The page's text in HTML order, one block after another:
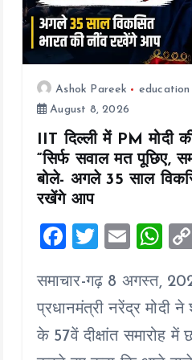
Ashok Pareek education
August 8, 2026
IIT दिल्ली में PM मोदी
“सिर्फ सवाल मत पूछिए,
बोले- अगले 35 साल
रखेंगे आप
F
ce
b
o
T
tt
er
E
ai
l
W
at
s
A
समाचार-गढ़ 8 अगस्त,
प्रधानमंत्री नरेंद्र मोदी ने
के 57वें दीक्षांत समारोह में